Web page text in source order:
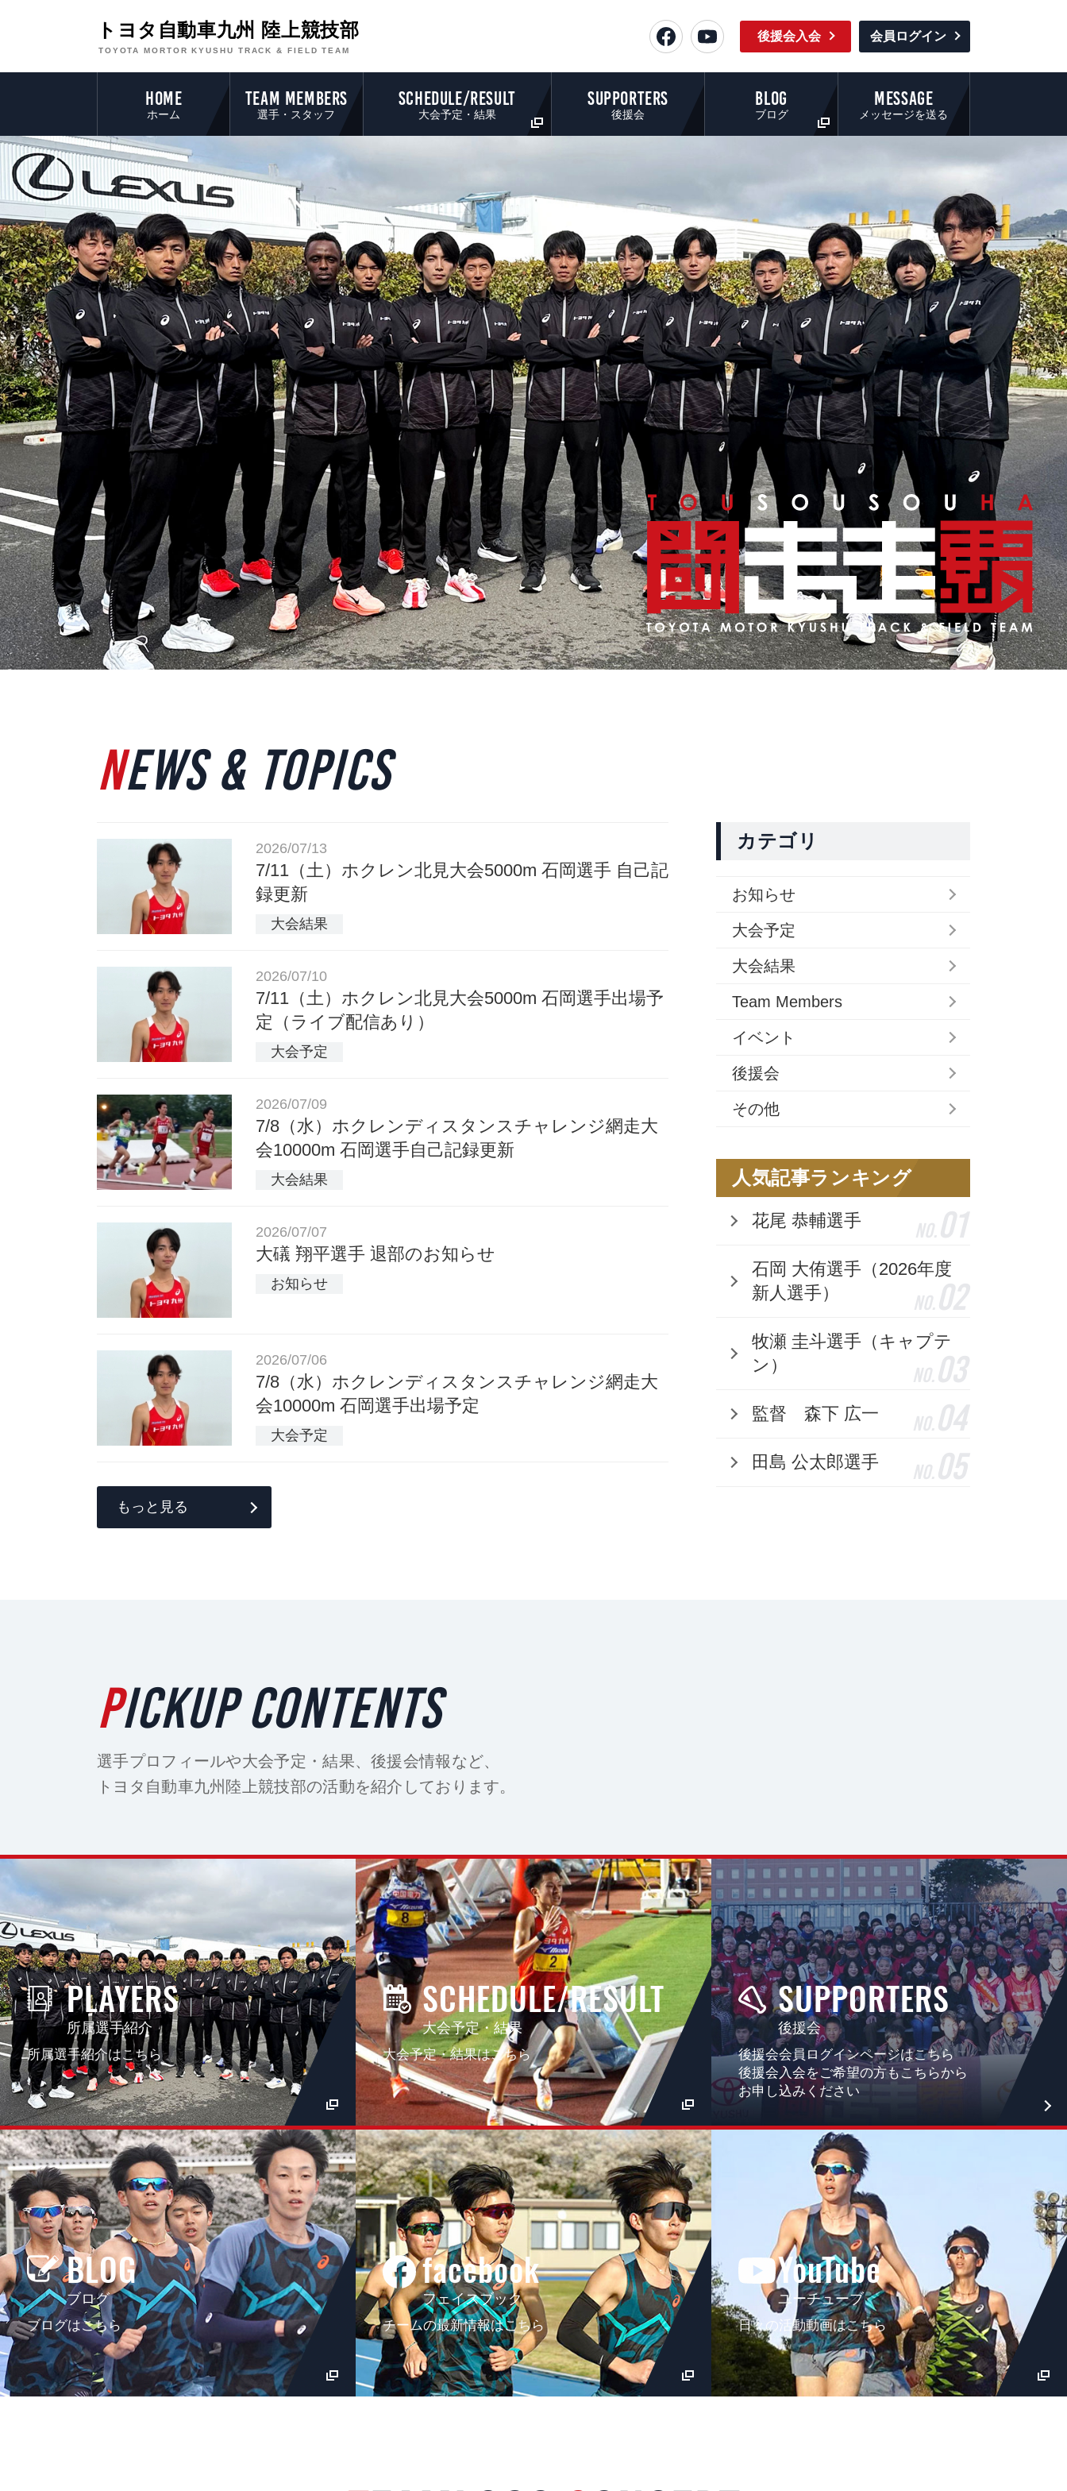
トヨタ自動車九州 陸上競技部
TOYOTA MORTOR KYUSHU TRACK & FIELD TEAM
会員ログイン
後援会入会
HOME
ホーム
TEAM MEMBERS
選手・スタッフ
SCHEDULE/RESULT
大会予定・結果
SUPPORTERS
後援会
BLOG
ブログ
MESSAGE
メッセージを送る
NEWS & TOPICS
2026/07/13
7/11（土）ホクレン北見大会5000m 石岡選手 自己記
録更新
大会結果
2026/07/10
7/11（土）ホクレン北見大会5000m 石岡選手出場予
定（ライブ配信あり）
大会予定
2026/07/09
7/8（水）ホクレンディスタンスチャレンジ網走大
会10000m 石岡選手自己記録更新
大会結果
2026/07/07
大礒 翔平選手 退部のお知らせ
お知らせ
2026/07/06
7/8（水）ホクレンディスタンスチャレンジ網走大
会10000m 石岡選手出場予定
大会予定
もっと見る
カテゴリ
お知らせ
大会予定
大会結果
Team Members
イベント
後援会
その他
人気記事ランキング
花尾 恭輔選手 No.01
石岡 大侑選手（2026年度
新人選手）
No.02
牧瀬 圭斗選手（キャプテ
ン）
No.03
監督 森下 広一 No.04
田島 公太郎選手 No.05
PICKUP CONTENTS
選手プロフィールや大会予定・結果、後援会情報など、
トヨタ自動車九州陸上競技部の活動を紹介しております。
PLAYERS
所属選手紹介
所属選手紹介はこちら
SCHEDULE/RESULT
大会予定・結果
大会予定・結果はこちら
SUPPORTERS
後援会
後援会会員ログインページはこちら
後援会入会をご希望の方もこちらから
お申し込みください
BLOG
ブログ
ブログはこちら
facebook
フェイスブック
チームの最新情報はこちら
YouTube
ユーチューブ
日々の活動動画はこちら